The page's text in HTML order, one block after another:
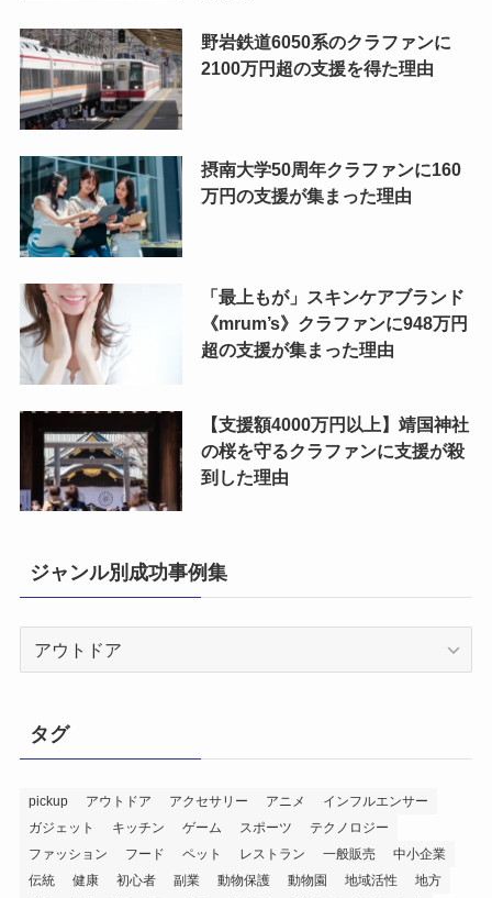
野岩鉄道6050系のクラファンに
2100万円超の支援を得た理由
摂南大学50周年クラファンに160
万円の支援が集まった理由
「最上もが」スキンケアブランド
《mrum’s》クラファンに948万円
超の支援が集まった理由
【支援額4000万円以上】靖国神社
の桜を守るクラファンに支援が殺
到した理由
ジャンル別成功事例集
別
功
事
例
集
タグ
pickup アウトドア アクセサリー アニメ
インフルエンサー
ガジェット
キッチン ゲーム スポーツ
テクノロジー
ファッション
フード ペット レストラン 一般販売
中小企業
伝統
健康 初心者 副業 動物保護 動物園 地域活性
地方